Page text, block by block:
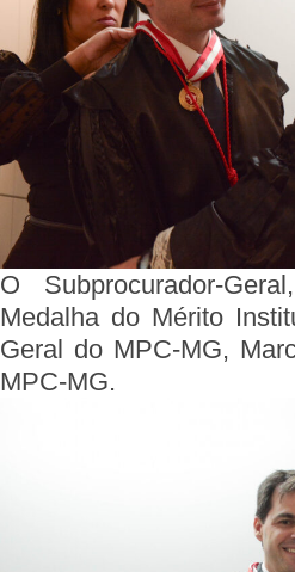
O Subprocurador-
Medalha do Mérito
Geral do MPC-MG,
MPC-MG.